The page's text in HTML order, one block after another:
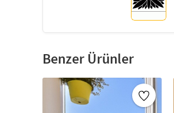
Benzer Ürünler